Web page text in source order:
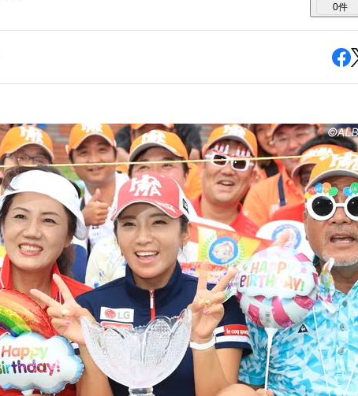
0件